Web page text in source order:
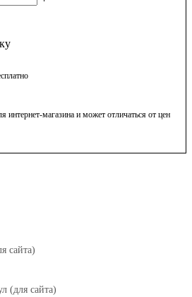
интернет-магазина и может отличаться от цен
сайта)
(для сайта)